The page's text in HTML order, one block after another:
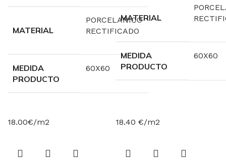
MATERIAL
PORCELANICO
RECTIFICADO
MEDIDA
PRODUCTO
60X60
MATERIAL
MEDIDA
PRODUCTO
60X60
18.00€/m2 18.40 €/m2